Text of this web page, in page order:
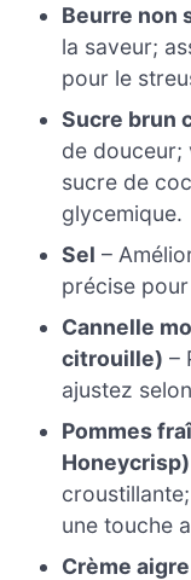
Beurre non
la saveur;
pour le
Sucre brun
de douceur;
sucre de
glycemique.
Sel –
précise
Cannelle
citrouille) –
ajustez
Pommes
Honeycrisp)
une touche
Crème